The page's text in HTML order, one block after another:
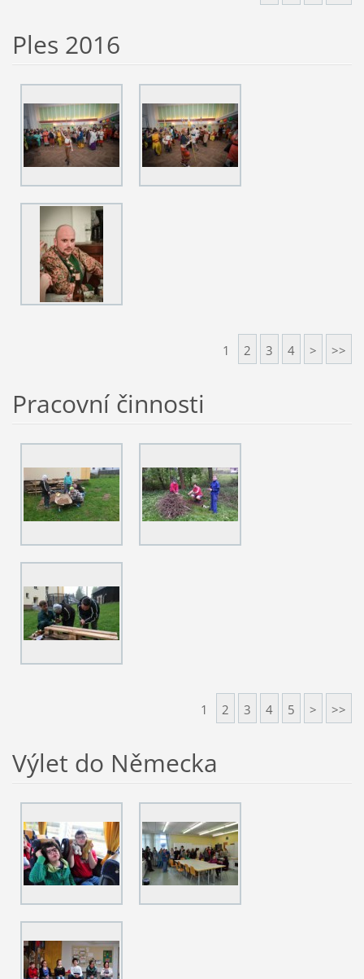
Ples 2016
1 2 3 4 > >>
Pracovní činnosti
1 2 3 4 5 > >>
Výlet do Německa